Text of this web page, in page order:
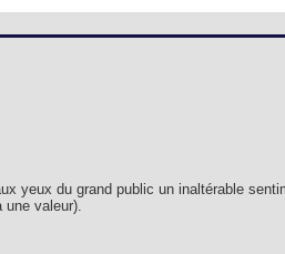
Loges
yeux du grand public un inaltérable
valeur).